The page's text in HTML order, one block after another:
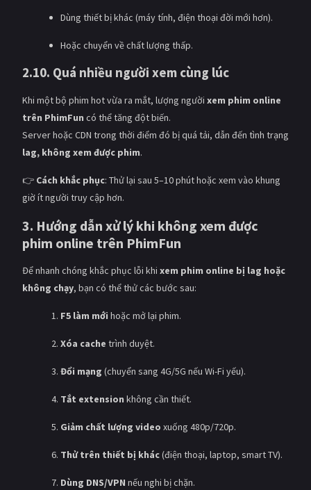
Dùng thiết bị khác (máy tính, điện thoại đời mới hơn).
Hoặc chuyển về chất lượng thấp.
2.10. Quá nhiều người xem cùng lúc
Khi một bộ phim hot vừa ra mắt, lượng người xem phim online
trên PhimFun có thể tăng đột biến.
Server hoặc CDN trong thời điểm đó bị quá tải, dẫn đến tình trạng
lag, không xem được phim.
👉 Cách khắc phục: Thử lại sau 5–10 phút hoặc xem vào khung
giờ ít người truy cập hơn.
3. Hướng dẫn xử lý khi không xem được
phim online trên PhimFun
Để nhanh chóng khắc phục lỗi khi xem phim online bị lag hoặc
không chạy, bạn có thể thử các bước sau:
F5 làm mới hoặc mở lại phim.
Xóa cache trình duyệt.
Đổi mạng (chuyển sang 4G/5G nếu Wi-Fi yếu).
Tắt extension không cần thiết.
Giảm chất lượng video xuống 480p/720p.
Thử trên thiết bị khác(điện thoại, laptop, smart TV).
Dùng DNS/VPN nếu nghi bị chặn.